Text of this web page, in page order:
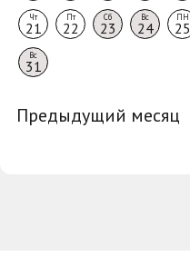
Чт
21
Пт
22
Сб
23
Вс
24
ПН
25
Вс
31
Предыдущий месяц